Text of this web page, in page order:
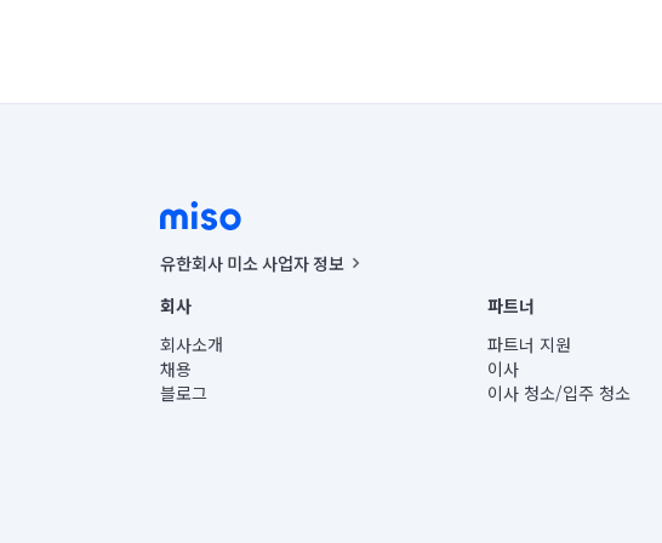
유한회사 미소 사업자 정보
사업자등록번호 : 291-87-00271 | 인허가번호 : 2016-3220163-14-5-00019 |
통신판매신고번호 : 2024-서울종로-1400(공정거래위원회 정보) |
대표이사 : CHING VICTOR COLUMBIA RHEE
주소 | 본사: 서울특별시 종로구 율곡로 6(중학동, 트윈트리빌딩) B동 5층
컨택센터 : 서울특별시 종로구 수송동 율곡로 24, 7층, 8층 미소
회사
회사소개
채용
블로그
파트너
파트너 지원
이사
이사 청소/입주 청소